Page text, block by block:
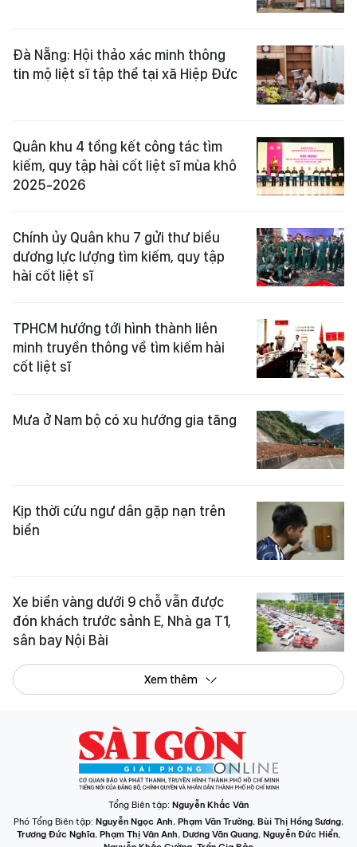
Đà Nẵng: Hội thảo xác minh thông
tin mộ liệt sĩ tập thể tại xã Hiệp Đức
Quân khu 4 tổng kết công tác tìm
kiếm, quy tập hài cốt liệt sĩ mùa khô
2025-2026
Chính ủy Quân khu 7 gửi thư biểu
dương lực lượng tìm kiếm, quy tập
hài cốt liệt sĩ
TPHCM hướng tới hình thành liên
minh truyền thông về tìm kiếm hài
cốt liệt sĩ
Mưa ở Nam bộ có xu hướng gia tăng
Kịp thời cứu ngư dân gặp nạn trên
biển
Xe biển vàng dưới 9 chỗ vẫn được
đón khách trước sảnh E, Nhà ga T1,
sân bay Nội Bài
Xem thêm
Tổng Biên tập: Nguyễn Khắc Văn
Phó Tổng Biên tập: Nguyễn Ngọc Anh, Phạm Văn Trường, Bùi Thị Hồng Sương,
Trương Đức Nghĩa, Phạm Thị Vân Anh, Dương Văn Quang, Nguyễn Đức Hiển,